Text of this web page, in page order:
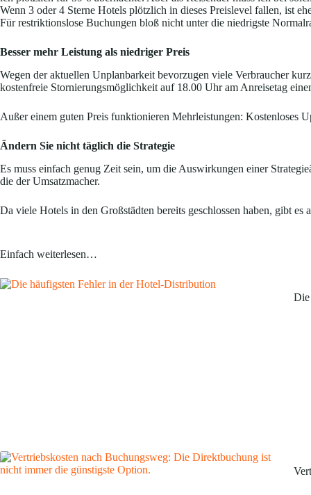
Wenn 3 oder 4 Sterne Hotels plötzlich in dieses Preislevel fallen, ist
Für restriktionslose Buchungen bloß nicht unter die niedrigste
Besser mehr Leistung als niedriger Preis
Wegen der aktuellen Unplanbarkeit bevorzugen viele Verbraucher
kostenfreie Stornierungsmöglichkeit auf 18.00 Uhr am Anreisetag
Außer einem guten Preis funktionieren Mehrleistungen: Kostenloses
Ändern Sie nicht täglich die Strategie
Es muss einfach genug Zeit sein, um die Auswirkungen einer
die der Umsatzmacher.
Da viele Hotels in den Großstädten bereits geschlossen haben, gibt
Einfach weiterlesen…